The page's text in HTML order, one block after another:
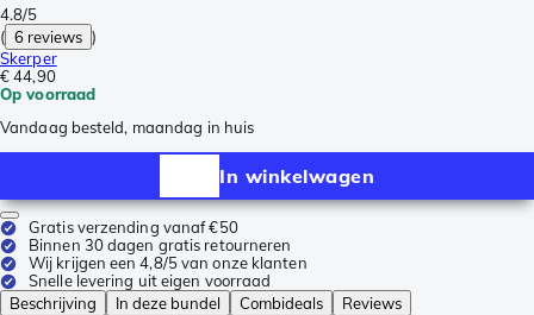
4.8/5
( 6 reviews )
Skerper
€ 44,90
Op voorraad
Vandaag besteld, maandag in huis
In winkelwagen
Gratis verzending vanaf €50
Binnen 30 dagen gratis retourneren
Wij krijgen een 4,8/5 van onze klanten
Snelle levering uit eigen voorraad
Beschrijving
In deze bundel Combideals
Reviews